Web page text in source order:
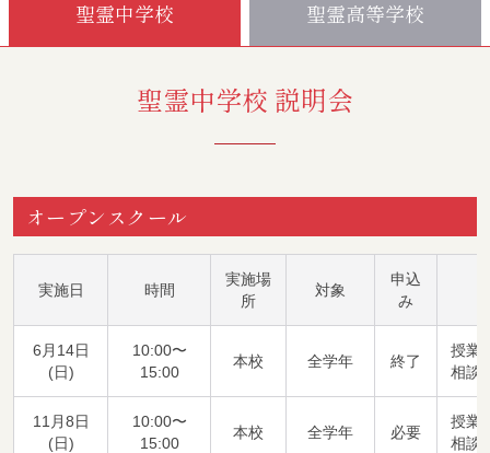
聖霊中学校 聖霊高等学校
聖霊中学校 説明会
オープンスクール
実施日 時間
実施場
所
対象
申込
み
6月14日
(日)
10:00〜
15:00
本校 全学年 終了
授業
相談
11月8日
(日)
10:00〜
15:00
本校 全学年 必要
授業
相談